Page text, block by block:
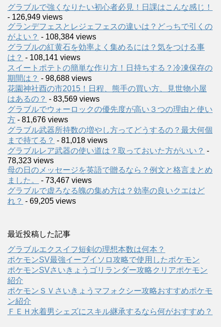
グラブルで強くなりたい初心者必見！日課はこんな感じ！
- 126,949 views
グランデフェスとレジェフェスの違いは？どっちで引くの
がよい？ - 108,384 views
グラブルの紅黄石を効率よく集めるには？気をつける事
は？ - 108,141 views
スイートポテトの簡単な作り方！日持ちする？冷凍保存の
期間は？ - 98,688 views
花園神社酉の市2015！日程、熊手の買い方、見世物小屋
はあるの？ - 83,569 views
グラブルでウォーロックの優先度が高い３つの理由と使い
方 - 81,676 views
グラブル武器所持数の増やし方ってどうするの？最大何個
まで持てる？ - 81,018 views
グラブルレア武器の使い道は？取っておいた方がいい？ -
78,323 views
母の日のメッセージを英語で贈るなら？例文と格言まとめ
ました。
- 73,467 views
グラブルで虚ろなる魄の集め方は？効率の良いクエはど
れ？ - 69,205 views
最近投稿した記事
グラブルエクスイフ短剣の理想本数は何本？
ポケモンSV最強イーブイソロ攻略で使用したポケモン
ポケモンSVさいきょうゴリランダー攻略クリアポケモン
紹介
ポケモンＳＶさいきょうマフォクシー攻略おすすめポケモ
ン紹介
ＦＥＨ水着男シェズにスキル継承するなら何がおすすめ？